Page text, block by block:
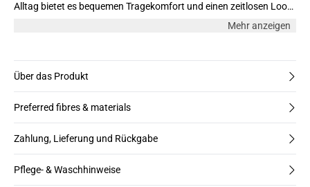
Alltag bietet es bequemen Tragekomfort und einen zeitlosen Look,
Mehr anzeigen
Über das Produkt
Preferred fibres & materials
Zahlung, Lieferung und Rückgabe
Pflege- & Waschhinweise